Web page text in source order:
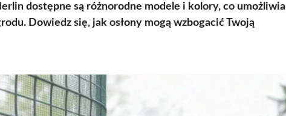
dostępne są różnorodne modele i kolory, co umożliwia
Dowiedz się, jak osłony mogą wzbogacić Twoją